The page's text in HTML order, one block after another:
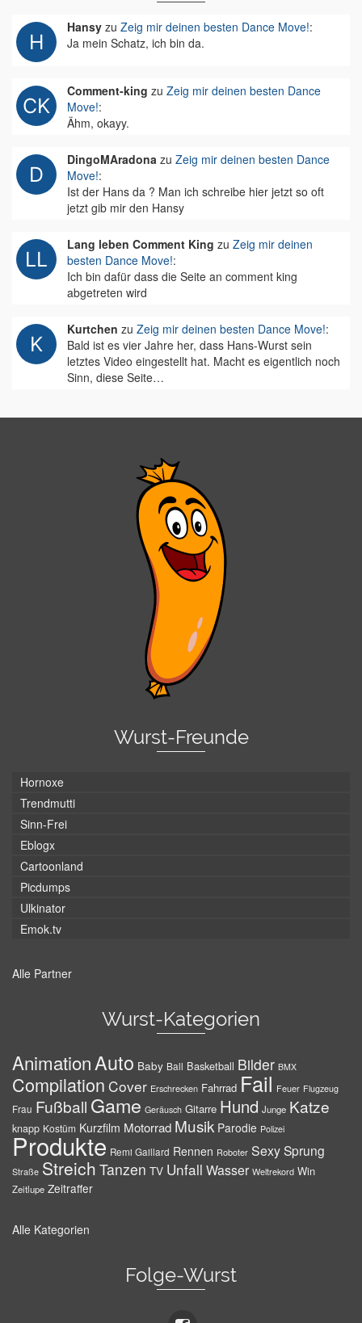
Hansy zu Zeig mir deinen besten Dance Move!:
Ja mein Schatz, ich bin da.
Comment-king zu Zeig mir deinen besten Dance
Move!:
Ähm, okayy.
DingoMAradona zu Zeig mir deinen besten Dance
Move!:
Ist der Hans da ? Man ich schreibe hier jetzt so oft
jetzt gib mir den Hansy
Lang leben Comment King zu Zeig mir deinen
besten Dance Move!:
Ich bin dafür dass die Seite an comment king
abgetreten wird
Kurtchen zu Zeig mir deinen besten Dance Move!:
Bald ist es vier Jahre her, dass Hans-Wurst sein
letztes Video eingestellt hat. Macht es eigentlich noch
Sinn, diese Seite…
Wurst-Freunde
Hornoxe
Trendmutti
Sinn-Frei
Eblogx
Cartoonland
Picdumps
Ulkinator
Emok.tv
Alle Partner
Wurst-Kategorien
AnimationAuto Baby Ball Basketball Bilder BMX
Compilation Cover Erschrecken Fahrrad Fail Feuer Flugzeug
Frau Fußball Game Geräusch Gitarre Hund Junge Katze
knapp Kostüm Kurzfilm Motorrad Musik Parodie Polizei
Produkte Remi Gaillard Rennen Roboter SexySprung
Straße Streich Tanzen TV Unfall Wasser Weltrekord Win
Zeitlupe Zeitraffer
Alle Kategorien
Folge-Wurst